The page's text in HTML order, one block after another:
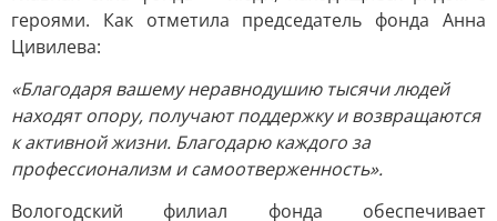
героями. Как отметила председатель фонда Анна
Цивилева:
«Благодаря вашему неравнодушию тысячи людей
находят опору, получают поддержку и возвращаются
к активной жизни. Благодарю каждого за
профессионализм и самоотверженность».
Вологодский филиал фонда обеспечивает